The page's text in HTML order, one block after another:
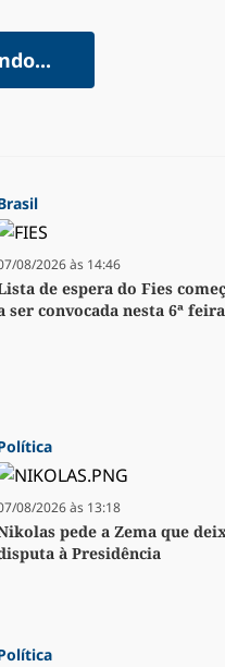
08/2026 às 14:46
de espera do Fies
ser convocada nesta 6ª feira
08/2026 às 13:18
pede a Zema que
à Presidência